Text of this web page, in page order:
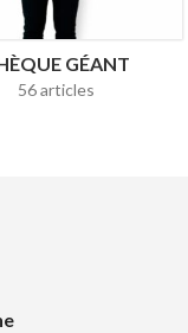
GÉANT
56 articles